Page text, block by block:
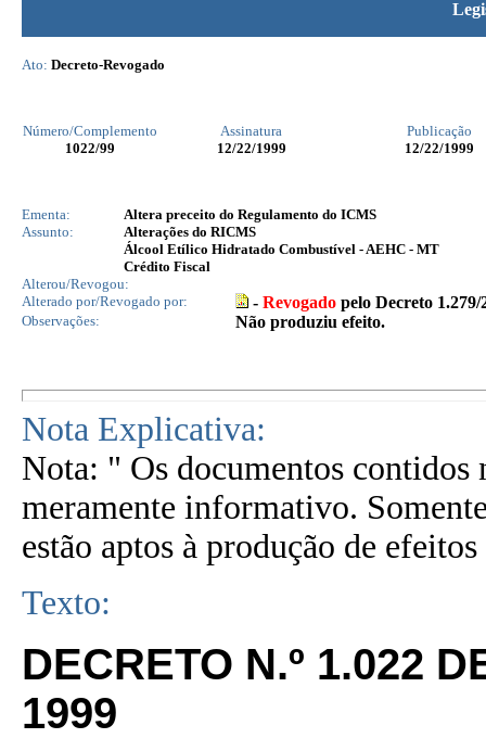
Ato: Decreto-Revogado
Número/Complemento Assinatura
Publicação
1022/99 12/22/1999 12/22/1999
Ementa:
Altera preceito do Regulamento do ICMS
Assunto:
Alterações do RICMS
Álcool Etílico Hidratado Combustível - AEHC - MT
Crédito Fiscal
Alterou/Revogou:
Alterado por/Revogado por:
- Revogado pelo Decreto 1.279/
Observações: Não produziu efeito.
Nota Explicativa:
Nota: " Os documentos contidos
meramente informativo.
estão aptos à produção de
Texto:
DECRETO N.º 1.022
1999